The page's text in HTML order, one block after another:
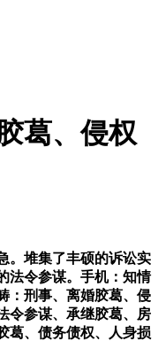
葛、侵权
堆集了丰硕的诉讼实
法令参谋。手机：知情
：刑事、离婚胶葛、侵
令参谋、承继胶葛、房
葛、债务债权、人身损